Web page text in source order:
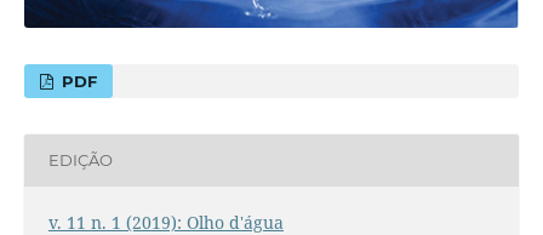
PDF
EDIÇÃO
v. 11 n. 1 (2019): Olho d'água